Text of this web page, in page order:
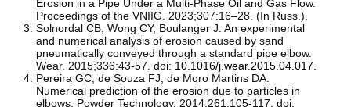
Erosion in a Pipe Under a Multi-Phase Oil and Gas Flow.
Proceedings of the VNIIG. 2023;307:16–28. (In Russ.).
Solnordal CB, Wong CY, Boulanger J. An experimental
and numerical analysis of erosion caused by sand
pneumatically conveyed through a standard pipe elbow.
Wear. 2015;336:43-57. doi: 10.1016/j.wear.2015.04.017
Pereira GC, de Souza FJ, de Moro Martins DA.
Numerical prediction of the erosion due to particles in
elbows. Powder Technology. 2014;261:105-117. doi: